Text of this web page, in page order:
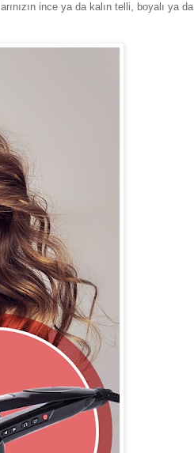
ince ya da kalın telli, boyalı ya da